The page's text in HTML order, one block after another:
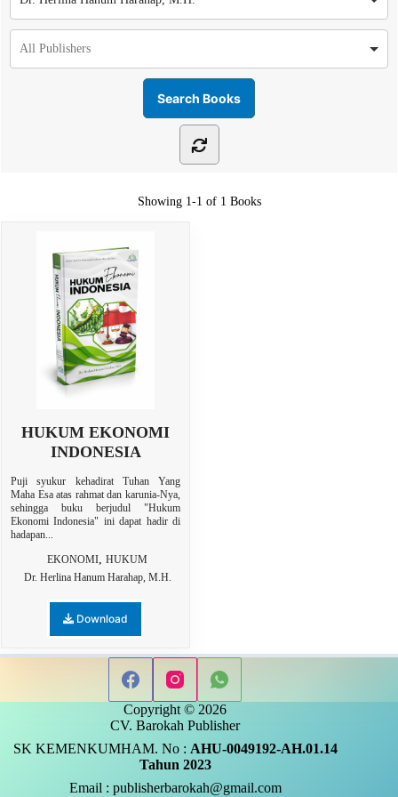
Showing 1-1 of 1 Books
HUKUM EKONOMI
INDONESIA
Puji syukur kehadirat Tuhan Yang
Maha Esa atas rahmat dan karunia-Nya,
sehingga buku berjudul "Hukum
Ekonomi Indonesia" ini dapat hadir di
hadapan...
EKONOMI, HUKUM
Dr. Herlina Hanum Harahap, M.H.
Download
Copyright © 2026
CV. Barokah Publisher
SK KEMENKUMHAM. No : AHU-0049192-AH.01.14
Tahun 2023
Email : publisherbarokah@gmail.com